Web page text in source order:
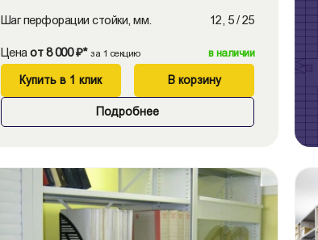
Шаг перфорации стойки, мм. 12, 5 / 25
Ценаот 8 000 ₽* за 1 секцию в наличии
Купить в 1 клик В корзину
Подробнее